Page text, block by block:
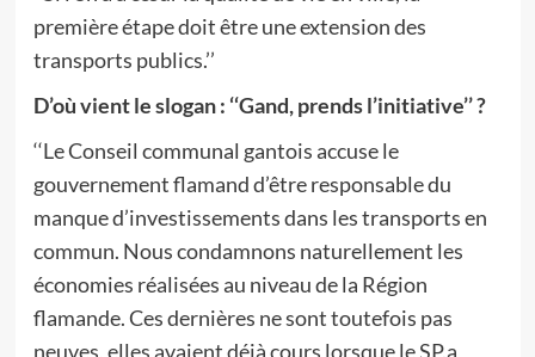
première étape doit être une extension des
transports publics.’’
D’où vient le slogan : ‘‘Gand, prends l’initiative’’ ?
‘‘Le Conseil communal gantois accuse le
gouvernement flamand d’être responsable du
manque d’investissements dans les transports en
commun. Nous condamnons naturellement les
économies réalisées au niveau de la Région
flamande. Ces dernières ne sont toutefois pas
neuves, elles avaient déjà cours lorsque le SP.a